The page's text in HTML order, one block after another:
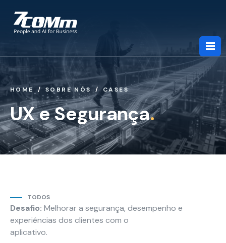
Sobre Nós
Serviços
Parcerias
Carreiras
HOME SOBRE NÓS CASES
UX e Segurança.
TODOS
Desafio: Melhorar a segurança, desempenho e
experiências dos clientes com o
aplicativo.